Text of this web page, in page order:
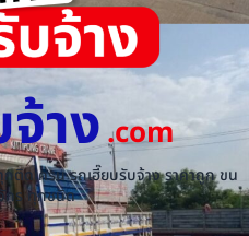
าง.com
กติดเครน รถเฮี๊ยบรับจ้าง ราคาถูก ขน
กร ทุกชนิด